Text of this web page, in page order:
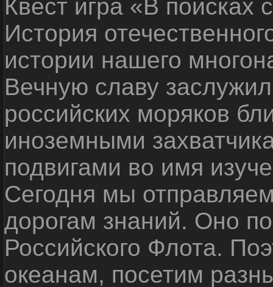
Квест игра «В
История
истории нашего
Вечную славу
российских моряков
иноземными
подвигами во имя
Сегодня мы
дорогам знаний. Оно
Российского Флота.
океанам, посетим